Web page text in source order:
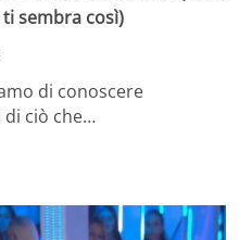
sembra così)
di conoscere
di ciò che…